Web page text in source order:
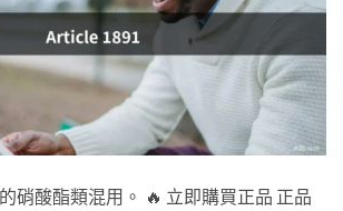
硝酸酯類混用。 🔥 立即購買正品 正品